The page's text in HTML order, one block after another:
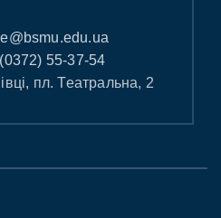
(0372) 55-37-54
пл. Театральна, 2